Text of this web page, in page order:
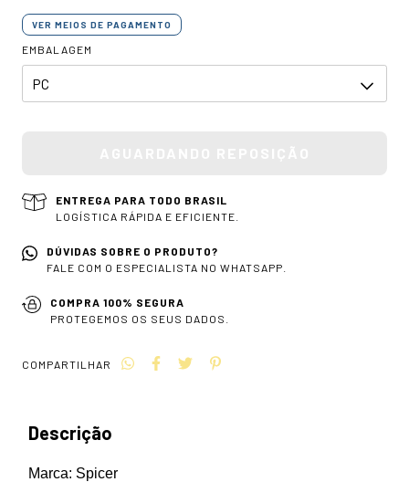
VER MEIOS DE PAGAMENTO
EMBALAGEM
ENTREGA PARA TODO BRASIL
LOGÍSTICA RÁPIDA E EFICIENTE.
DÚVIDAS SOBRE O PRODUTO?
FALE COM O ESPECIALISTA NO WHATSAPP.
COMPRA 100% SEGURA
PROTEGEMOS OS SEUS DADOS.
COMPARTILHAR
Descrição
Marca: Spicer